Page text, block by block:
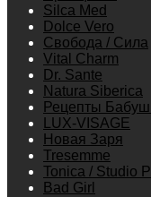
Silca Med
Dolce Vero
Свобода / Сила
Vital Charm
Dr. Sante
Natura Siberica
Рецепты
LUX-VISAGE
Новая Заря
Tresemme
Tonica / Studio
Bad Girl